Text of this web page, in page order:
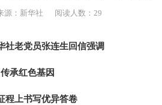
源：新华社 阅读人数：29
社老党员张连生回信强调
传承红色基因
程上书写优异答卷